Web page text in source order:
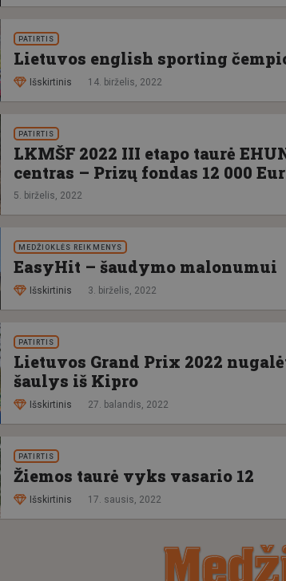
PATIRTIS
Lietuvos english sporting
Išskirtinis 14. birželis, 2022
PATIRTIS
LKMŠF 2022 III etapo taurė
centras – Prizų fondas 12 000
5. birželis, 2022
MEDŽIOKLĖS REIKMENYS
EasyHit – šaudymo malonumui
Išskirtinis 3. birželis, 2022
PATIRTIS
Lietuvos Grand Prix 2022
šaulys iš Kipro
Išskirtinis 27. balandis, 2022
PATIRTIS
Žiemos taurė vyks vasario 12
Išskirtinis 17. sausis, 2022